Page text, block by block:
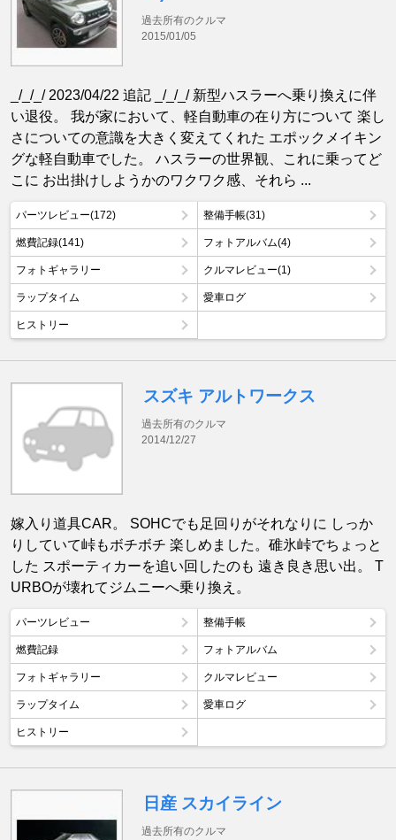
過去所有のクルマ
2015/01/05
_/_/_/ 2023/04/22 追記 _/_/_/ 新型ハスラーへ乗り換えに伴
い退役。 我が家において、軽自動車の在り方について 楽し
さについての意識を大きく変えてくれた エポックメイキン
グな軽自動車でした。 ハスラーの世界観、これに乗ってど
こに お出掛けしようかのワクワク感、それら ...
パーツレビュー(172) 整備手帳(31)
燃費記録(141) フォトアルバム(4)
フォトギャラリー クルマレビュー(1)
ラップタイム 愛車ログ
ヒストリー
スズキ アルトワークス
過去所有のクルマ
2014/12/27
嫁入り道具CAR。 SOHCでも足回りがそれなりに しっか
りしていて峠もボチボチ 楽しめました。碓氷峠でちょっと
した スポーティカーを追い回したのも 遠き良き思い出。 T
URBOが壊れてジムニーへ乗り換え。
パーツレビュー 整備手帳
燃費記録 フォトアルバム
フォトギャラリー クルマレビュー
ラップタイム 愛車ログ
ヒストリー
日産 スカイライン
過去所有のクルマ